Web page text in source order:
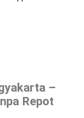
–
Repot